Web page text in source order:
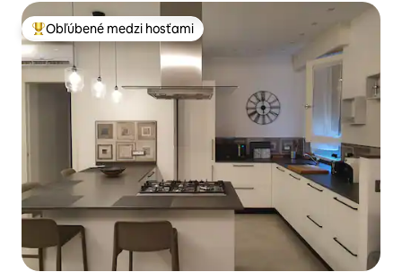
Najobľúbenejšie medzi hosťami
Obľúbené medzi hosťami